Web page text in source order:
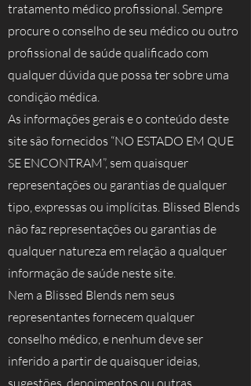
tratamento médico profissional. Sempre
procure o conselho de seu médico ou outro
profissional de saúde qualificado com
qualquer dúvida que possa ter sobre uma
condição médica.
As informações gerais e o conteúdo deste
site são fornecidos “NO ESTADO EM QUE
SE ENCONTRAM”, sem quaisquer
representações ou garantias de qualquer
tipo, expressas ou implícitas. Blissed Blends
não faz representações ou garantias de
qualquer natureza em relação a qualquer
informação de saúde neste site.
Nem a Blissed Blends nem seus
representantes fornecem qualquer
conselho médico, e nenhum deve ser
inferido a partir de quaisquer ideias,
sugestões, depoimentos ou outras